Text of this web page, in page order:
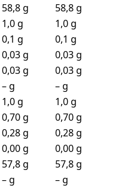
58,8 g
58,8 g
1,0 g
1,0 g
0,1 g
0,1 g
0,03 g
0,03 g
0,03 g
0,03 g
– g
– g
1,0 g
1,0 g
0,70 g
0,70 g
0,28 g
0,28 g
0,00 g
0,00 g
57,8 g
57,8 g
– g
– g